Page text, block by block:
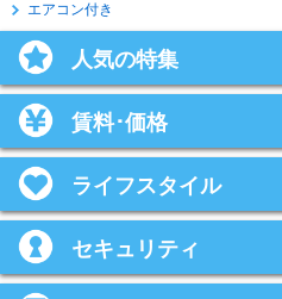
エアコン付き
人気の特集
賃料･価格
ライフスタイル
セキュリティ